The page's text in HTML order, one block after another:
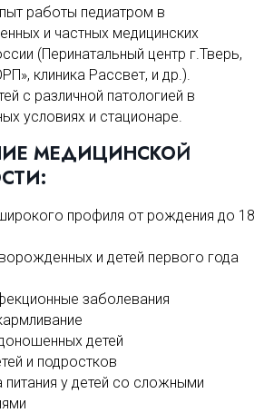
работы педиатром в
и частных медицинских
(Перинатальный центр г.Тверь,
клиника Рассвет, и др.).
с различной патологией в
условиях и стационаре.
МЕДИЦИНСКОЙ
профиля от рождения до 18
и детей первого года
заболевания
детей
и подростков
питания у детей со сложными